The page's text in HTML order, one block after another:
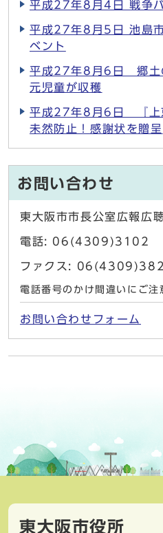
平成27年8月4日 戦争
平成27年8月5日 池島
ベント
平成27年8月6日 郷土
元児童が収穫
平成27年8月6日 『上
未然防止！感謝状を贈呈
お問い合わせ
東大阪市市長公室広報広
電話: 06(4309)3102
ファクス:
電話番号のかけ間違いにご注
お問い合わせフォーム
東大阪市役所